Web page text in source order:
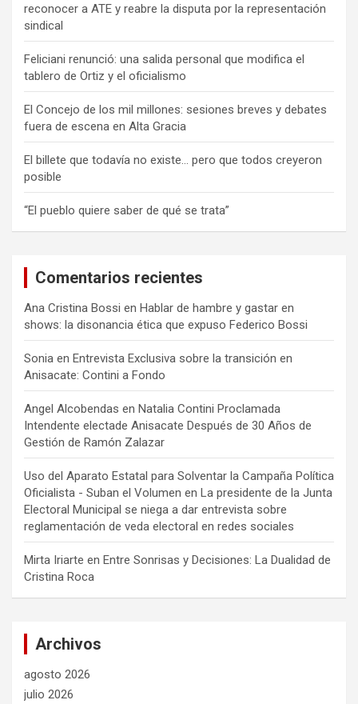
reconocer a ATE y reabre la disputa por la representación
sindical
Feliciani renunció: una salida personal que modifica el
tablero de Ortiz y el oficialismo
El Concejo de los mil millones: sesiones breves y debates
fuera de escena en Alta Gracia
El billete que todavía no existe… pero que todos creyeron
posible
“El pueblo quiere saber de qué se trata”
Comentarios recientes
Ana Cristina Bossi en Hablar de hambre y gastar en
shows: la disonancia ética que expuso Federico Bossi
Sonia en Entrevista Exclusiva sobre la transición en
Anisacate: Contini a Fondo
Angel Alcobendas en Natalia Contini Proclamada
Intendente electade Anisacate Después de 30 Años de
Gestión de Ramón Zalazar
Uso del Aparato Estatal para Solventar la Campaña Política
Oficialista - Suban el Volumen en La presidente de la Junta
Electoral Municipal se niega a dar entrevista sobre
reglamentación de veda electoral en redes sociales
Mirta Iriarte en Entre Sonrisas y Decisiones: La Dualidad de
Cristina Roca
Archivos
agosto 2026
julio 2026